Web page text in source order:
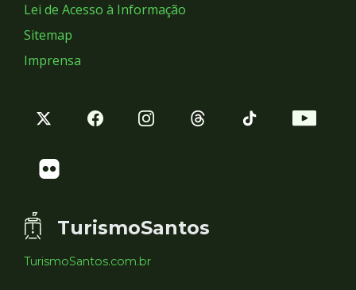
Lei de Acesso à Informação
Sitemap
Imprensa
TurismoSantos
TurismoSantos.com.br